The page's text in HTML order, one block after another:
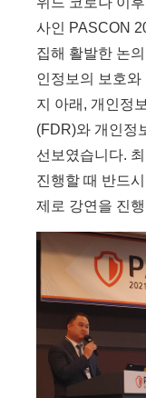
사인 PASCON
집해 활발한 논
인정보의 보호와
지 아래, 개인정
(FDR)와 개인정
선보였습니다.
진행할 때 반드
제로 강연을 진